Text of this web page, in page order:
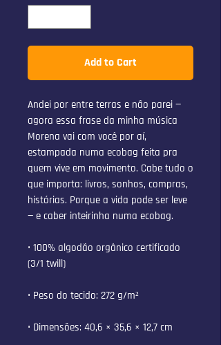
Add to Cart
Andei por entre terras e não parei —
agora essa frase da minha música
Morena vai com você por aí,
estampada numa ecobag feita pra
quem vive em movimento. Cabe tudo o
que importa: livros, sonhos, compras,
histórias. Porque a vida pode ser leve
— e caber inteirinha numa ecobag.
• 100% algodão orgânico certificado
(3/1 twill)
• Peso do tecido: 272 g/m²
• Dimensões: 40,6 × 35,6 × 12,7 cm